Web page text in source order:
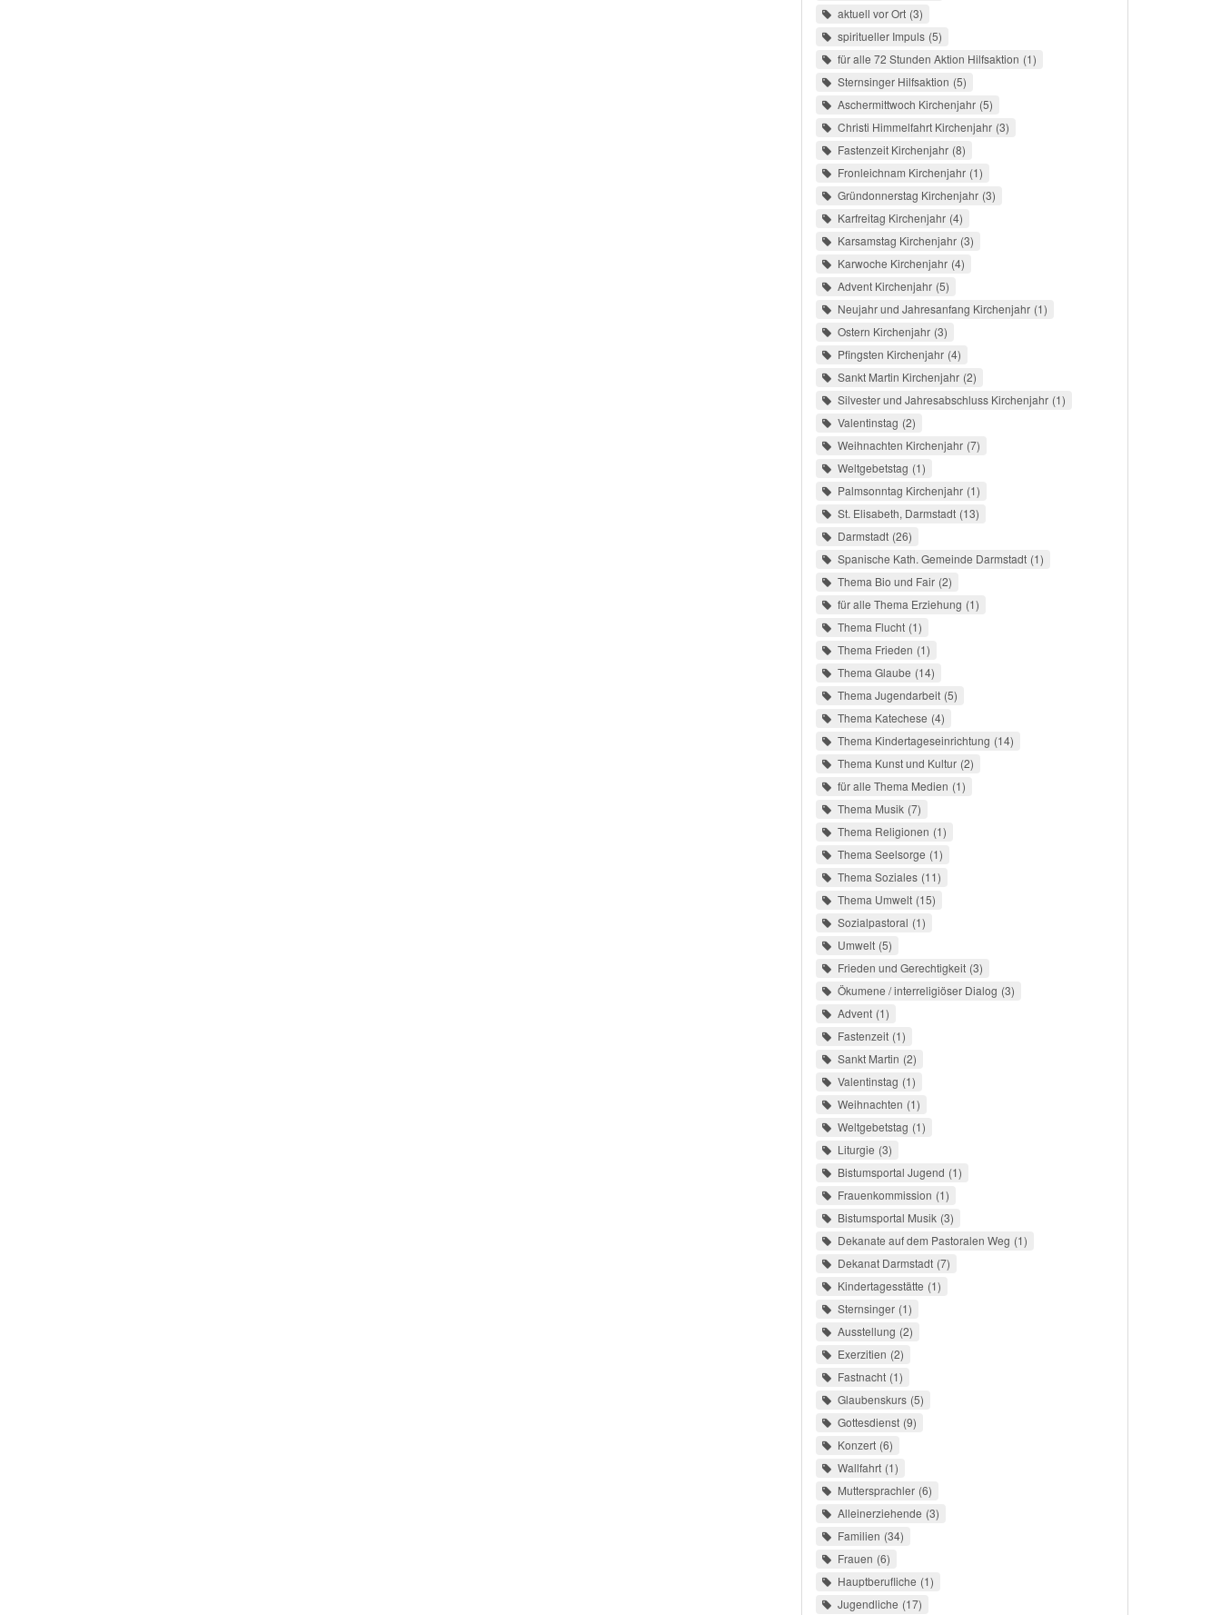
aktuell vor Ort 3
spiritueller Impuls 5
für alle 72 Stunden Aktion Hilfsaktion 1
Sternsinger Hilfsaktion 5
Aschermittwoch Kirchenjahr 5
Christi Himmelfahrt Kirchenjahr 3
Fastenzeit Kirchenjahr 8
Fronleichnam Kirchenjahr 1
Gründonnerstag Kirchenjahr 3
Karfreitag Kirchenjahr 4
Karsamstag Kirchenjahr 3
Karwoche Kirchenjahr 4
Advent Kirchenjahr 5
Neujahr und Jahresanfang Kirchenjahr 1
Ostern Kirchenjahr 3
Pfingsten Kirchenjahr 4
Sankt Martin Kirchenjahr 2
Silvester und Jahresabschluss Kirchenjahr 1
Valentinstag 2
Weihnachten Kirchenjahr 7
Weltgebetstag 1
Palmsonntag Kirchenjahr 1
St. Elisabeth, Darmstadt 13
Darmstadt 26
Spanische Kath. Gemeinde Darmstadt 1
Thema Bio und Fair 2
für alle Thema Erziehung 1
Thema Flucht 1
Thema Frieden 1
Thema Glaube 14
Thema Jugendarbeit 5
Thema Katechese 4
Thema Kindertageseinrichtung 14
Thema Kunst und Kultur 2
für alle Thema Medien 1
Thema Musik 7
Thema Religionen 1
Thema Seelsorge 1
Thema Soziales 11
Thema Umwelt 15
Sozialpastoral 1
Umwelt 5
Frieden und Gerechtigkeit 3
Ökumene / interreligiöser Dialog 3
Advent 1
Fastenzeit 1
Sankt Martin 2
Valentinstag 1
Weihnachten 1
Weltgebetstag 1
Liturgie 3
Bistumsportal Jugend 1
Frauenkommission 1
Bistumsportal Musik 3
Dekanate auf dem Pastoralen Weg 1
Dekanat Darmstadt 7
Kindertagesstätte 1
Sternsinger 1
Ausstellung 2
Exerzitien 2
Fastnacht 1
Glaubenskurs 5
Gottesdienst 9
Konzert 6
Wallfahrt 1
Muttersprachler 6
Alleinerziehende 3
Familien 34
Frauen 6
Hauptberufliche 1
Jugendliche 17